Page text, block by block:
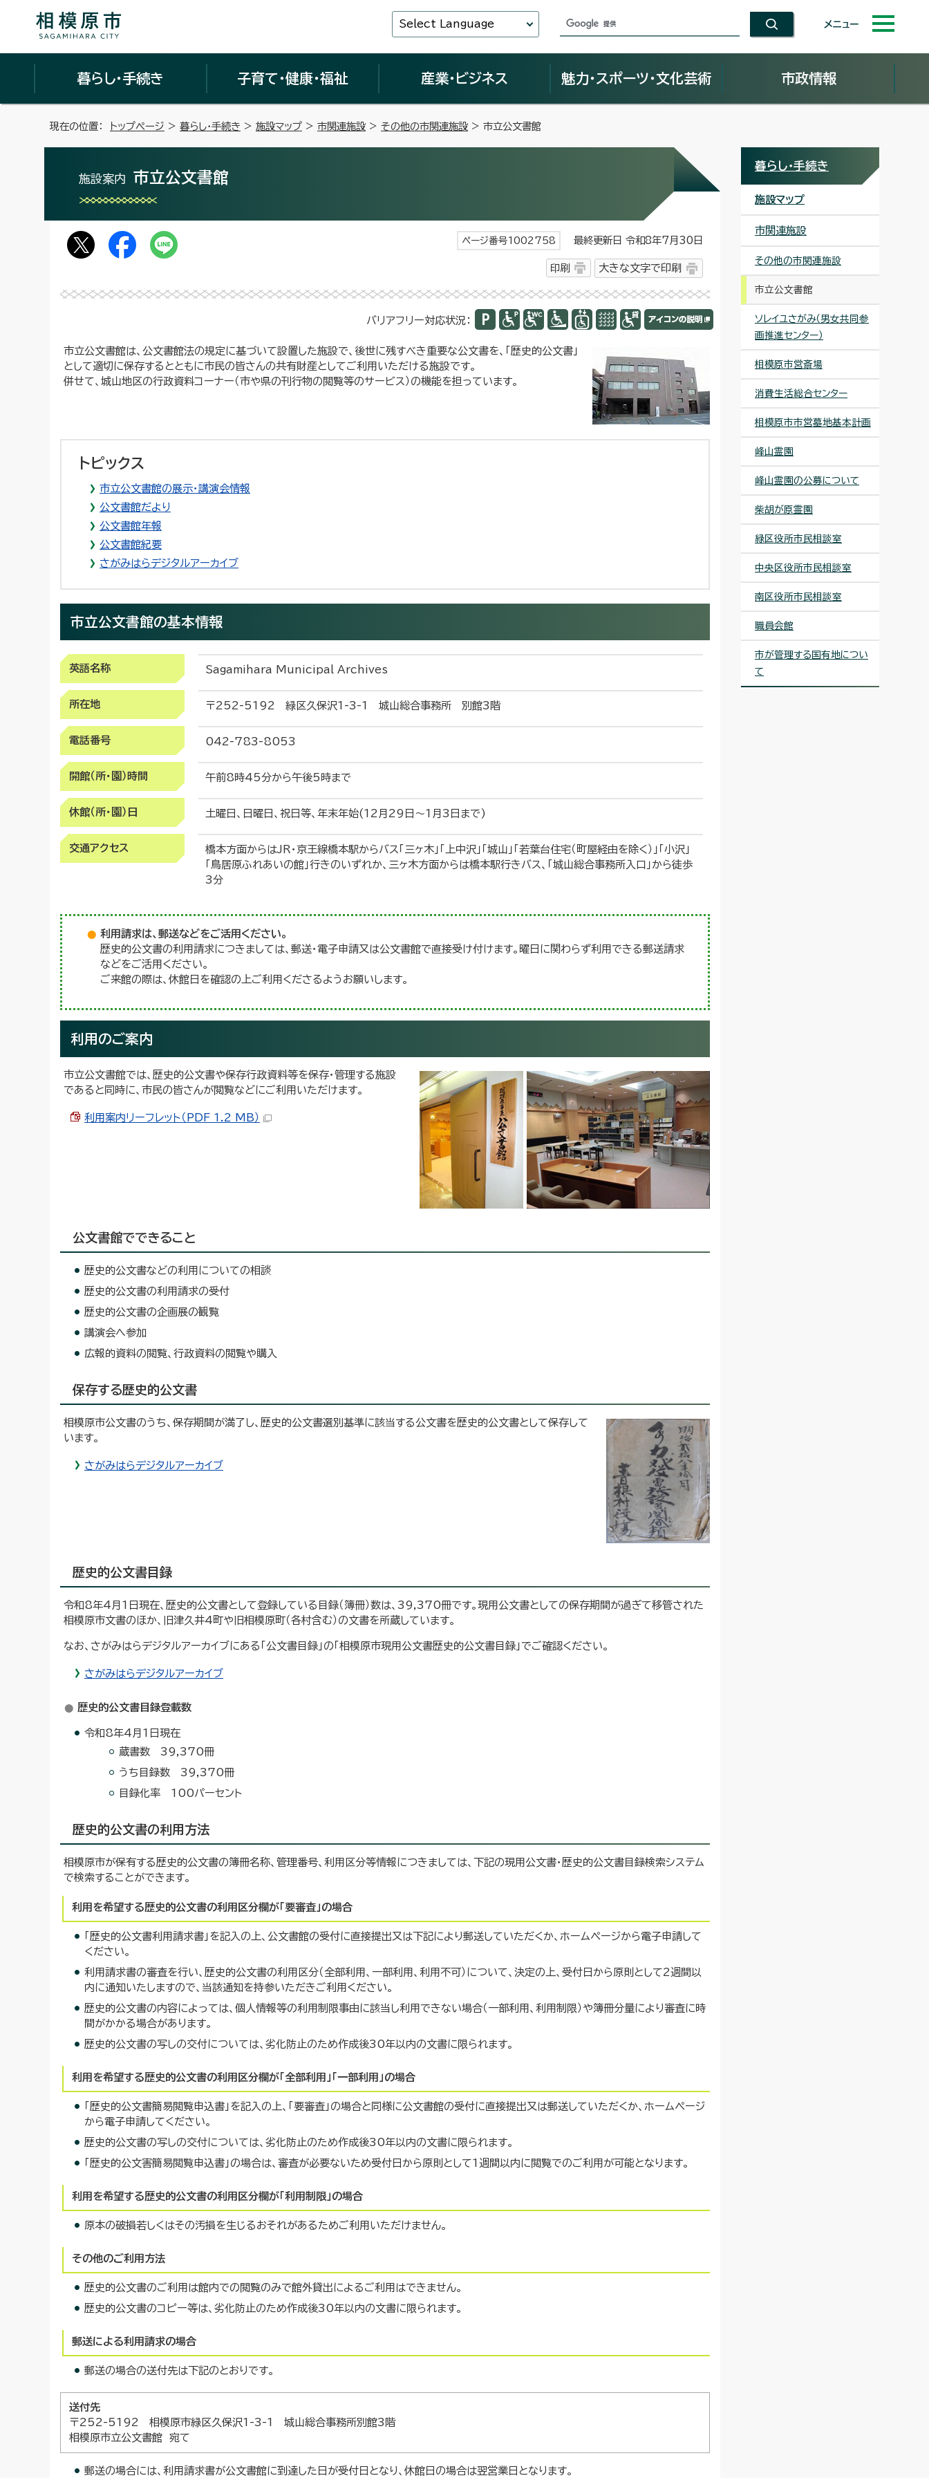
Select Language メニュー
暮らし・手続き 子育て・健康・福祉 産業・ビジネス 魅力・スポーツ・文化芸術 市政情報
現在の位置： トップページ > 暮らし・手続き > 施設マップ > 市関連施設 > その他の市関連施設 > 市立公文書館
施設案内 市立公文書館
ページ番号1002758 最終更新日 令和8年7月30日
印刷 大きな文字で印刷
バリアフリー対応状況：
市立公文書館は、公文書館法の規定に基づいて設置した施設で、後世に残すべき重要な公文書を、「歴史的公文書」
として適切に保存するとともに市民の皆さんの共有財産としてご利用いただける施設です。
併せて、城山地区の行政資料コーナー（市や県の刊行物の閲覧等のサービス）の機能を担っています。
トピックス
市立公文書館の展示・講演会情報
公文書館だより
公文書館年報
公文書館紀要
さがみはらデジタルアーカイブ
市立公文書館の基本情報
英語名称 Sagamihara Municipal Archives
所在地 〒252-5192 緑区久保沢1-3-1 城山総合事務所 別館3階
電話番号 042-783-8053
開館（所・園）時間 午前8時45分から午後5時まで
休館（所・園）日 土曜日、日曜日、祝日等、年末年始(12月29日～1月3日まで)
交通アクセス
橋本方面からはJR・京王線橋本駅からバス「三ヶ木」「上中沢」「城山」「若葉台住宅（町屋経由を除く）」「小沢」
「鳥居原ふれあいの館」行きのいずれか、三ヶ木方面からは橋本駅行きバス、「城山総合事務所入口」から徒歩
3分
利用請求は、郵送などをご活用ください。
歴史的公文書の利用請求につきましては、郵送・電子申請又は公文書館で直接受け付けます。曜日に関わらず利用できる郵送請求
などをご活用ください。
ご来館の際は、休館日を確認の上ご利用くださるようお願いします。
利用のご案内
市立公文書館では、歴史的公文書や保存行政資料等を保存・管理する施設
であると同時に、市民の皆さんが閲覧などにご利用いただけます。
利用案内リーフレット（PDF 1.2 MB）
公文書館でできること
歴史的公文書などの利用についての相談
歴史的公文書の利用請求の受付
歴史的公文書の企画展の観覧
講演会へ参加
広報的資料の閲覧、行政資料の閲覧や購入
保存する歴史的公文書
相模原市公文書のうち、保存期間が満了し、歴史的公文書選別基準に該当する公文書を歴史的公文書として保存して
います。
さがみはらデジタルアーカイブ
歴史的公文書目録
令和8年4月1日現在、歴史的公文書として登録している目録（簿冊）数は、39,370冊です。現用公文書としての保存期間が過ぎて移管された
相模原市文書のほか、旧津久井4町や旧相模原町（各村含む）の文書を所蔵しています。
なお、さがみはらデジタルアーカイブにある「公文書目録」の「相模原市現用公文書歴史的公文書目録」でご確認ください。
さがみはらデジタルアーカイブ
歴史的公文書目録登載数
令和8年4月1日現在
蔵書数 39,370冊
うち目録数 39,370冊
目録化率 100パーセント
歴史的公文書の利用方法
相模原市が保有する歴史的公文書の簿冊名称、管理番号、利用区分等情報につきましては、下記の現用公文書・歴史的公文書目録検索システム
で検索することができます。
利用を希望する歴史的公文書の利用区分欄が「要審査」の場合
「歴史的公文書利用請求書」を記入の上、公文書館の受付に直接提出又は下記により郵送していただくか、ホームページから電子申請して
ください。
利用請求書の審査を行い、歴史的公文書の利用区分（全部利用、一部利用、利用不可）について、決定の上、受付日から原則として2週間以
内に通知いたしますので、当該通知を持参いただきご利用ください。
歴史的公文書の内容によっては、個人情報等の利用制限事由に該当し利用できない場合（一部利用、利用制限）や簿冊分量により審査に時
間がかかる場合があります。
歴史的公文書の写しの交付については、劣化防止のため作成後30年以内の文書に限られます。
利用を希望する歴史的公文書の利用区分欄が「全部利用」「一部利用」の場合
「歴史的公文書簡易閲覧申込書」を記入の上、「要審査」の場合と同様に公文書館の受付に直接提出又は郵送していただくか、ホームページ
から電子申請してください。
歴史的公文書の写しの交付については、劣化防止のため作成後30年以内の文書に限られます。
「歴史的公文害簡易閲覧申込書」の場合は、審査が必要ないため受付日から原則として1週間以内に閲覧でのご利用が可能となります。
利用を希望する歴史的公文書の利用区分欄が「利用制限」の場合
原本の破損若しくはその汚損を生じるおそれがあるためご利用いただけません。
その他のご利用方法
歴史的公文書のご利用は館内での閲覧のみで館外貸出によるご利用はできません。
歴史的公文書のコピー等は、劣化防止のため作成後30年以内の文書に限られます。
郵送による利用請求の場合
郵送の場合の送付先は下記のとおりです。
送付先
〒252-5192 相模原市緑区久保沢1-3-1 城山総合事務所別館3階
相模原市立公文書館 宛て
郵送の場合には、利用請求書が公文書館に到達した日が受付日となり、休館日の場合は翌営業日となります。
暮らし・手続き
施設マップ
市関連施設
その他の市関連施設
市立公文書館
ソレイユさがみ（男女共同参
画推進センター）
相模原市営斎場
消費生活総合センター
相模原市市営墓地基本計画
峰山霊園
峰山霊園の公募について
柴胡が原霊園
緑区役所市民相談室
中央区役所市民相談室
南区役所市民相談室
職員会館
市が管理する国有地につい
て